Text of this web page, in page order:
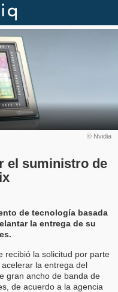
© Nvidia
el suministro de
de tecnología basada
la entrega de su
recibió la solicitud por parte
la entrega del
gran ancho de banda de
de acuerdo a la agencia